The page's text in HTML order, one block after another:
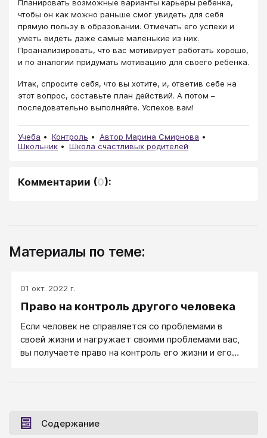
Планировать возможные варианты карьеры ребенка,
чтобы он как можно раньше смог увидеть для себя
прямую пользу в образовании. Отмечать его успехи и
уметь видеть даже самые маленькие из них.
Проанализировать, что вас мотивирует работать хорошо,
и по аналогии придумать мотивацию для своего ребенка.
Итак, спросите себя, что вы хотите, и, ответив себе на
этот вопрос, составьте план действий. А потом –
последовательно выполняйте. Успехов вам!
Учеба Контроль
Автор Марина Смирнова
Школьник
Школа счастливых родителей
Комментарии (0):
Материалы по теме:
01 окт. 2022 г.
Право на контроль другого человека
Если человек не справляется со проблемами в
своей жизни и нагружает своими проблемами вас,
вы получаете право на контроль его жизни и его
должен помогать, а не мешать ребенку. Главный
критерий, правильный ваш контроль или нет, это -
Содержание